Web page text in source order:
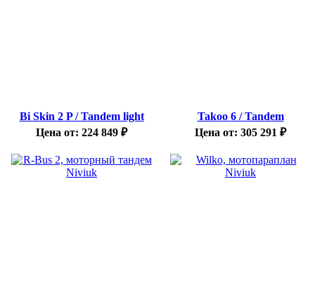
Bi Skin 2 P / Tandem light
Цена от: 224 849 ₽
Takoo 6 / Tandem
Цена от: 305 291 ₽